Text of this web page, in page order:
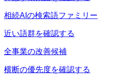
相続AIの検索語ファミリー
近い語群を確認する
全事業の改善候補
横断の優先度を確認する